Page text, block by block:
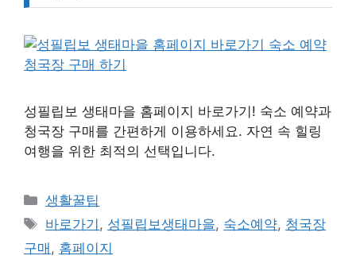
성필립보 생태마을 홈페이지 바로가기! 숙소 예약과
청국장 구매를 간편하게 이용하세요. 자연 속 힐링
여행을 위한 최적의 선택입니다.
카
테
리
생활꿀팁
태
그
바로가기 , 성필립보생태마을, 숙소예약, 청국장
구매 , 홈페이지